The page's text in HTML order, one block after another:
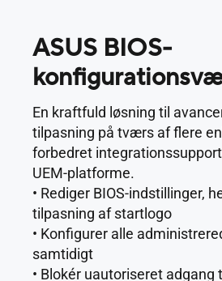
ASUS BIOS-
En kraftfuld løsning til
tilpasning på tværs af flere
forbedret
UEM-platforme.
• Rediger BIOS-indstillinger,
tilpasning af startlogo
• Konfigurer alle
samtidigt
• Blokér uautoriseret adgang